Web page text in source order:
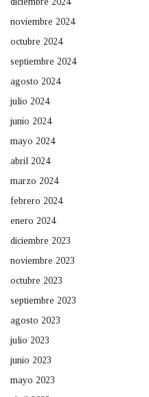
noviembre 2024
octubre 2024
septiembre 2024
agosto 2024
julio 2024
junio 2024
mayo 2024
abril 2024
marzo 2024
febrero 2024
enero 2024
diciembre 2023
noviembre 2023
octubre 2023
septiembre 2023
agosto 2023
julio 2023
junio 2023
mayo 2023